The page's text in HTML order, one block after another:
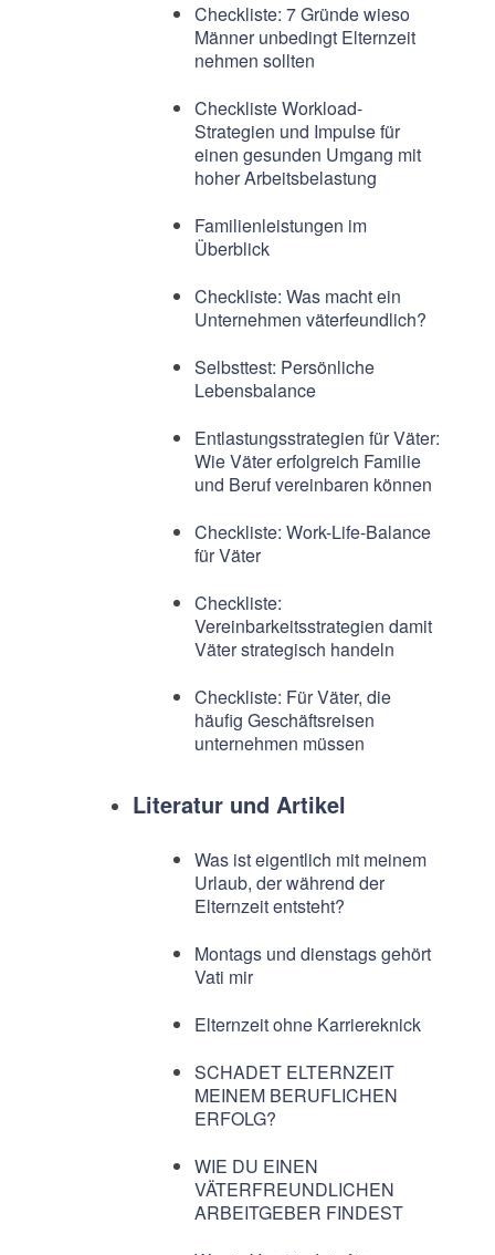
Checkliste: 7 Gründe wieso
Männer unbedingt Elternzeit
nehmen sollten
Checkliste Workload-
Strategien und Impulse für
einen gesunden Umgang mit
hoher Arbeitsbelastung
Familienleistungen im
Überblick
Checkliste: Was macht ein
Unternehmen väterfeundlich?
Selbsttest: Persönliche
Lebensbalance
Entlastungsstrategien für Väter:
Wie Väter erfolgreich Familie
und Beruf vereinbaren können
Checkliste: Work-Life-Balance
für Väter
Checkliste:
Vereinbarkeitsstrategien damit
Väter strategisch handeln
Checkliste: Für Väter, die
häufig Geschäftsreisen
unternehmen müssen
Literatur und Artikel
Was ist eigentlich mit meinem
Urlaub, der während der
Elternzeit entsteht?
Montags und dienstags gehört
Vati mir
Elternzeit ohne Karriereknick
SCHADET ELTERNZEIT
MEINEM BERUFLICHEN
ERFOLG?
WIE DU EINEN
VÄTERFREUNDLICHEN
ARBEITGEBER FINDEST